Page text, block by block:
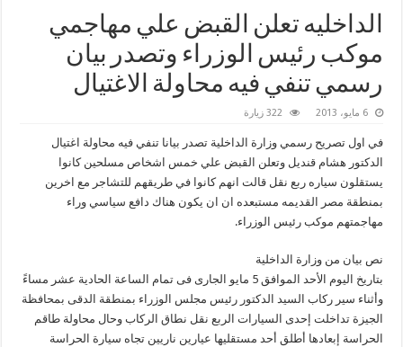
الداخليه تعلن القبض علي مهاجمي
موكب رئيس الوزراء وتصدر بيان
رسمي تنفي فيه محاولة الاغتيال
6 مايو، 2013 322 زيارة
في اول تصريح رسمي وزارة الداخلية تصدر بيانا تنفي فيه محاولة اغتيال
الدكتور هشام قنديل وتعلن القبض علي خمس اشخاص مسلحين كانوا
يستقلون سياره ربع نقل قالت انهم كانوا في طريقهم للتشاجر مع اخرين
بمنطقة مصر القديمه مستبعده ان ان يكون هناك دافع سياسي وراء
مهاجمتهم موكب رئيس الوزراء.
نص بيان من وزارة الداخلية
بتاريخ اليوم الأحد الموافق 5 مايو الجارى فى تمام الساعة الحادية عشر مساءً
وأثناء سير ركاب السيد الدكتور رئيس مجلس الوزراء بمنطقة الدقى بمحافظة
الجيزة تداخلت إحدى السيارات الربع نقل نطاق الركاب وحال محاولة طاقم
الحراسة إبعادها أطلق أحد مستقليها عيارين ناريين تجاه سيارة الحراسة